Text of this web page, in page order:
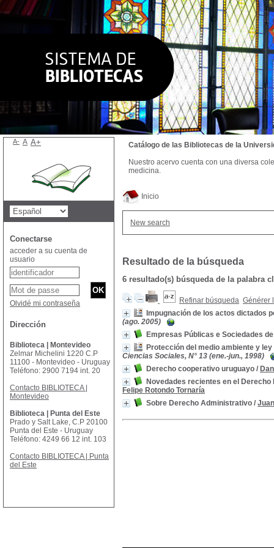
Inicio
New search
Resultado de la búsqueda
6 resultado(s) búsqueda de la palabra
Refinar búsqueda Générer
Impugnación de los actos dictados
(ago. 2005)
Empresas Públicas e Sociedades
Protección del medio ambiente y
Ciencias Sociales, N° 13 (ene.-jun., 1998)
Derecho cooperativo uruguayo /
Novedades recientes en el
Felipe Rotondo Tornaría
Sobre Derecho Administrativo /
Catálogo de las Bibliotecas de la
Nuestro acervo cuenta con una diversa
medicina.
A- A A+
Conectarse
acceder a su cuenta de
usuario
Olvidé mi contraseña
Dirección
Biblioteca | Montevideo
Zelmar Michelini 1220 C.P
11100 - Montevideo - Uruguay
Teléfono: 2900 7194 int. 20
Contacto BIBLIOTECA |
Montevideo
Biblioteca | Punta del Este
Prado y Salt Lake, C.P 20100
Punta del Este - Uruguay
Teléfono: 4249 66 12 int. 103
Contacto BIBLIOTECA | Punta
del Este